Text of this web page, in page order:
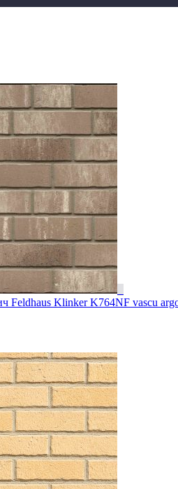
Feldhaus Klinker K764NF vascu